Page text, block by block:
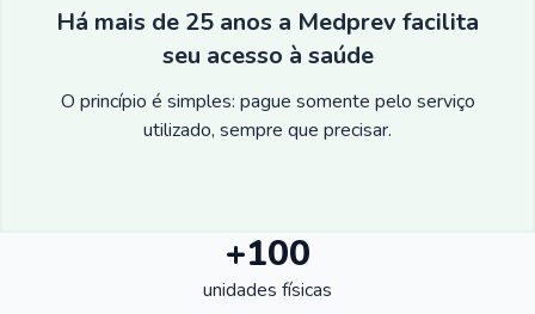
Há mais de 25 anos a Medprev facilita
seu acesso à saúde
O princípio é simples: pague somente pelo serviço
utilizado, sempre que precisar.
+100
unidades físicas